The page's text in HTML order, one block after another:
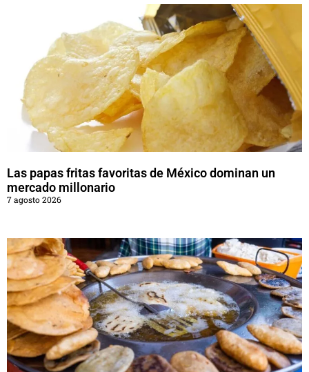
Las papas fritas favoritas de México dominan un
mercado millonario
7 agosto 2026